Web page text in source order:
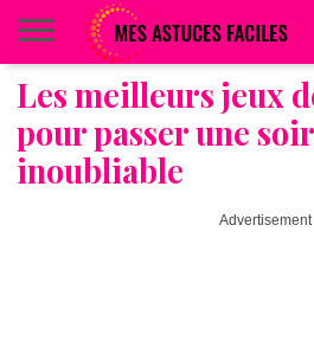
BEAUTÉ
COIFFURE
ALIMENTATION
MAQUILLAGE
MAISON
Les meilleurs jeux
pour passer une
inoubliable
Advertisement